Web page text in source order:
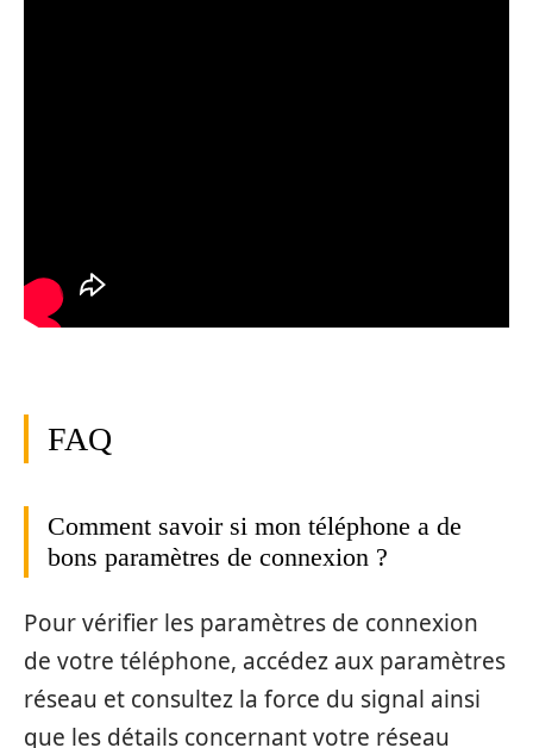
FAQ
Comment savoir si mon téléphone a de
bons paramètres de connexion ?
Pour vérifier les paramètres de connexion
de votre téléphone, accédez aux paramètres
réseau et consultez la force du signal ainsi
que les détails concernant votre réseau